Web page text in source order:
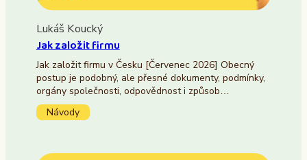
Lukáš Koucký
Jak založit firmu
Jak založit firmu v Česku [Červenec 2026] Obecný
postup je podobný, ale přesné dokumenty, podmínky,
orgány společnosti, odpovědnost i způsob…
Návody